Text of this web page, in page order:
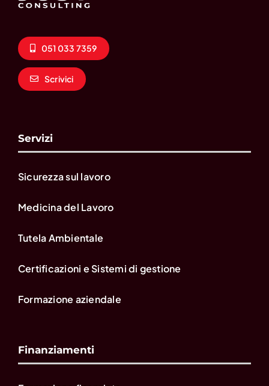
051 033 7359
Scrivici
Servizi
Sicurezza sul lavoro
Medicina del Lavoro
Tutela Ambientale
Certificazioni e Sistemi di gestione
Formazione aziendale
Finanziamenti